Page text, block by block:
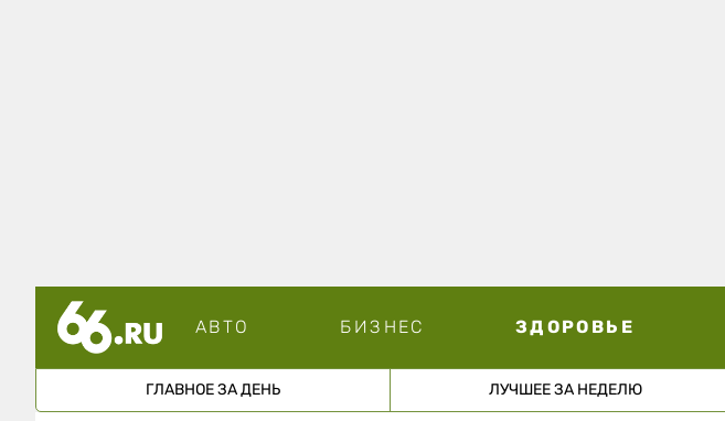
АВТО БИЗНЕС ЗДОРОВЬЕ
ГЛАВНОЕ ЗА ДЕНЬ ЛУЧШЕЕ ЗА НЕДЕЛЮ